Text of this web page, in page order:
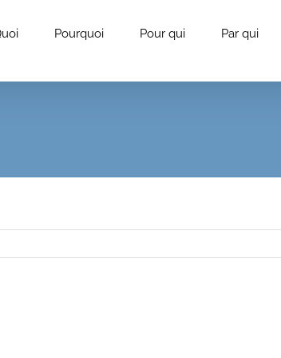
Pourquoi Pour qui Par qui